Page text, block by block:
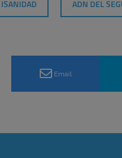
ISANIDAD ADN DEL
Email